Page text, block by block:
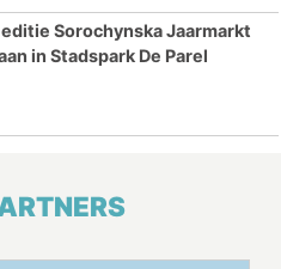
Sorochynska Jaarmarkt
in Stadspark De Parel